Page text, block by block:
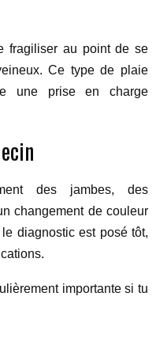
fragiliser au point de se
Ce type de plaie
une prise en charge
des jambes, des
changement de couleur
diagnostic est posé tôt,
importante si tu